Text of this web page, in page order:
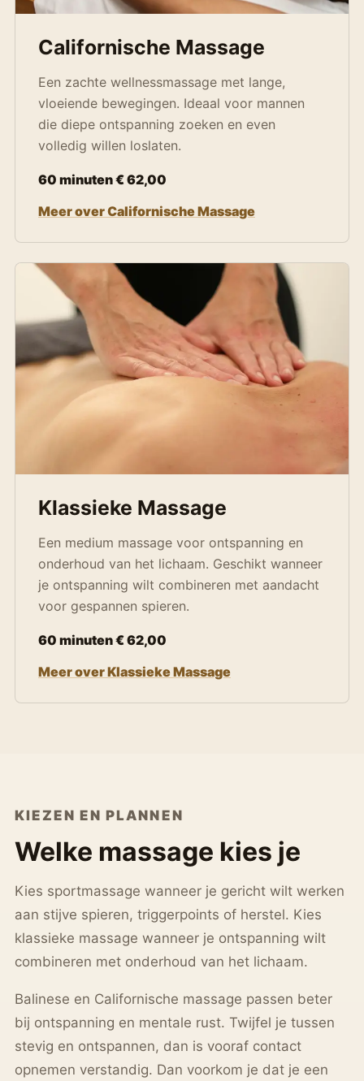
Californische Massage
Een zachte wellnessmassage met lange,
vloeiende bewegingen. Ideaal voor mannen
die diepe ontspanning zoeken en even
volledig willen loslaten.
60 minuten € 62,00
Meer over Californische Massage
Klassieke Massage
Een medium massage voor ontspanning en
onderhoud van het lichaam. Geschikt wanneer
je ontspanning wilt combineren met aandacht
voor gespannen spieren.
60 minuten € 62,00
Meer over Klassieke Massage
KIEZEN EN PLANNEN
Welke massage kies je
Kies sportmassage wanneer je gericht wilt werken
aan stijve spieren, triggerpoints of herstel. Kies
klassieke massage wanneer je ontspanning wilt
combineren met onderhoud van het lichaam.
Balinese en Californische massage passen beter
bij ontspanning en mentale rust. Twijfel je tussen
stevig en ontspannen, dan is vooraf contact
opnemen verstandig. Dan voorkom je dat je een